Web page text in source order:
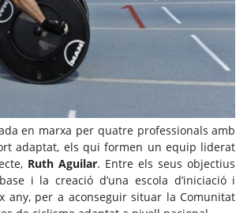
en marxa per quatre professionals amb
adaptat, els qui formen un equip liderat
Ruth Aguilar. Entre els seus objectius
i la creació d’una escola d’iniciació i
any, per a aconseguir situar la Comunitat